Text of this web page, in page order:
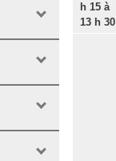
h 15 à
13 h 30